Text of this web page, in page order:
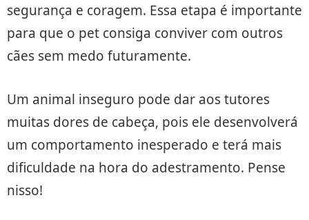
segurança e coragem. Essa etapa é importante
para que o pet consiga conviver com outros
cães sem medo futuramente.
Um animal inseguro pode dar aos tutores
muitas dores de cabeça, pois ele desenvolverá
um comportamento inesperado e terá mais
dificuldade na hora do adestramento. Pense
nisso!